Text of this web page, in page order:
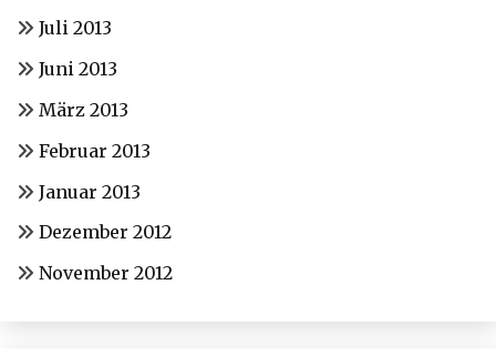
Juli 2013
Juni 2013
März 2013
Februar 2013
Januar 2013
Dezember 2012
November 2012